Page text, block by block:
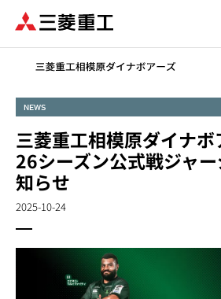
ン
NEWS
三菱重工相模原ダイナ
26シーズン公式戦ジャ
知らせ
2025-10-24